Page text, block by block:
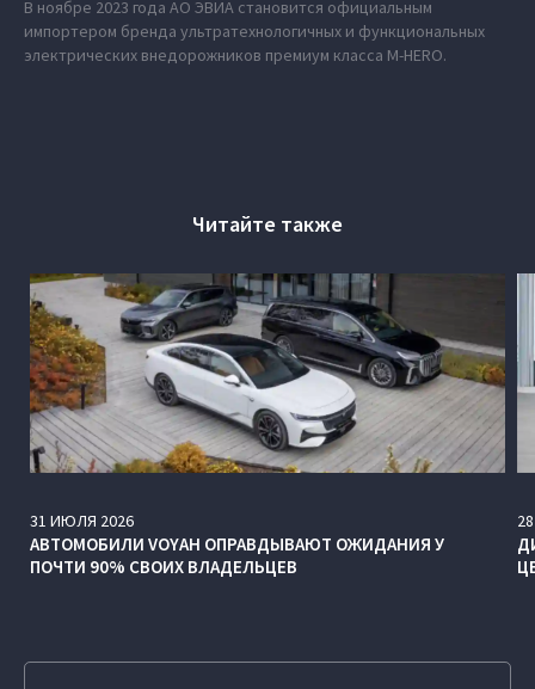
В ноябре 2023 года АО ЭВИА становится официальным
импортером бренда ультратехнологичных и функциональных
электрических внедорожников премиум класса M‑HERO.
Читайте также
31 ИЮЛЯ 2026
АВТОМОБИЛИ VOYAH ОПРАВДЫВАЮТ ОЖИДАНИЯ У
ПОЧТИ 90% СВОИХ ВЛАДЕЛЬЦЕВ
28